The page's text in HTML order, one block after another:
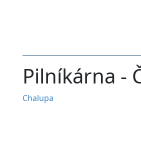
Pilníkárna -
Chalupa